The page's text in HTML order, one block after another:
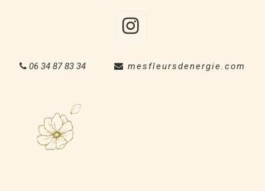
06 34 87 83 34 mesfleursdenergie.com